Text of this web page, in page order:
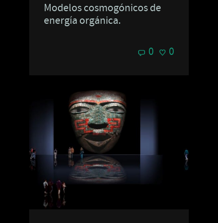
Modelos cosmogónicos de
energía orgánica.
0 0